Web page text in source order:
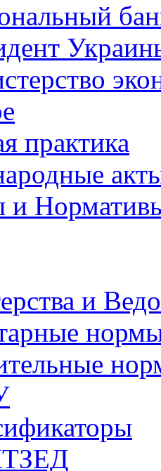
практика
и
и